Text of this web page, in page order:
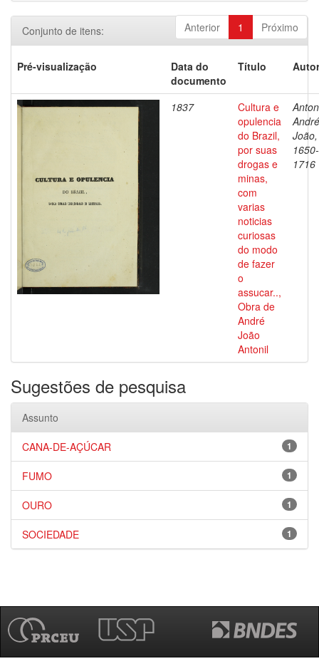
Anterior 1 Próximo
Conjunto de itens:
Pré-visualização
Data do
documento
Título
1837
Cultura e
opulencia
do Brazil,
por suas
drogas e
minas,
com
varias
noticias
curiosas
do modo
de fazer
o
assucar..,
Obra de
André
João
Antonil
André
João,
1650-
1716
Sugestões de pesquisa
Assunto
1
CANA-DE-AÇÚCAR
1
FUMO
1
OURO
1
SOCIEDADE